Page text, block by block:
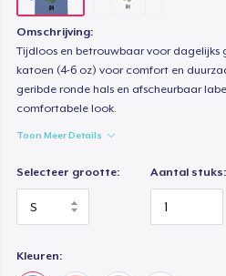
Omschrijving:
Tijdloos en betrouwbaar voor dagelijks
katoen (4-6 oz) voor comfort en
geribde ronde hals en afscheurbaar
comfortabele look.
Toon Meer Details
Selecteer grootte: Aantal stuks:
Kleuren: